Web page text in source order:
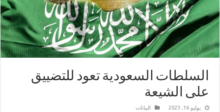
السلطات السعودية تعود للتضييق
على الشيعة
يوليو 16, 2023 البیانات